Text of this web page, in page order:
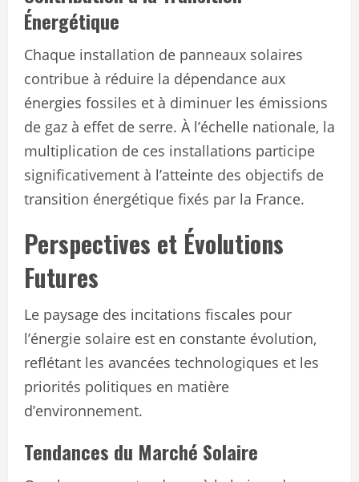
Énergétique
Chaque installation de panneaux solaires
contribue à réduire la dépendance aux
énergies fossiles et à diminuer les émissions
de gaz à effet de serre. À l’échelle nationale, la
multiplication de ces installations participe
significativement à l’atteinte des objectifs de
transition énergétique fixés par la France.
Perspectives et Évolutions
Futures
Le paysage des incitations fiscales pour
l’énergie solaire est en constante évolution,
reflétant les avancées technologiques et les
priorités politiques en matière
d’environnement.
Tendances du Marché Solaire